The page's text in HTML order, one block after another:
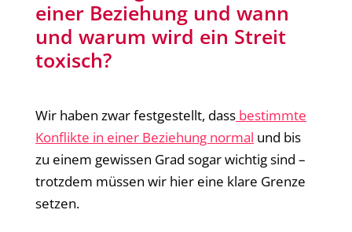
einer Beziehung und wann
und warum wird ein Streit
toxisch?
Wir haben zwar festgestellt, dass bestimmte
Konflikte in einer Beziehung normal und bis
zu einem gewissen Grad sogar wichtig sind –
trotzdem müssen wir hier eine klare Grenze
setzen.